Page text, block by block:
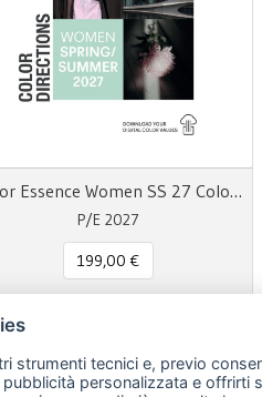
Color Essence Women SS 27 Color Directions
P/E 2027
199,00 €
strumenti tecnici e, previo
personalizzata e offrirti